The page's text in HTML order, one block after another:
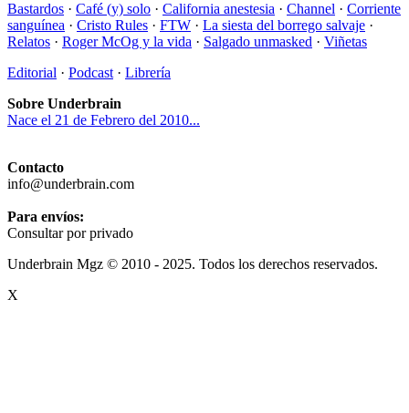
Bastardos · Café (y) solo · California anestesia · Channel · Corriente
sanguínea · Cristo Rules · FTW · La siesta del borrego salvaje ·
Relatos · Roger McOg y la vida · Salgado unmasked · Viñetas
Editorial · Podcast · Librería
Sobre Underbrain
Nace el 21 de Febrero del 2010...
Contacto
info@underbrain.com
Para envíos:
Consultar por privado
Underbrain Mgz © 2010 - 2025. Todos los derechos reservados.
X